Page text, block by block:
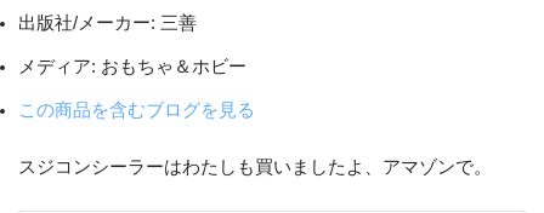
出版社/メーカー: 三善
メディア: おもちゃ＆ホビー
この商品を含むブログを見る
スジコンシーラーはわたしも買いましたよ、アマゾンで。